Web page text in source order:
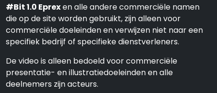
#Bit 1.0 Eprexen alle andere commerciële namen
die op de site worden gebruikt, zijn alleen voor
commerciële doeleinden en verwijzen niet naar een
specifiek bedrijf of specifieke dienstverleners.
De video is alleen bedoeld voor commerciële
presentatie- en illustratiedoeleinden en alle
deelnemers zijn acteurs.